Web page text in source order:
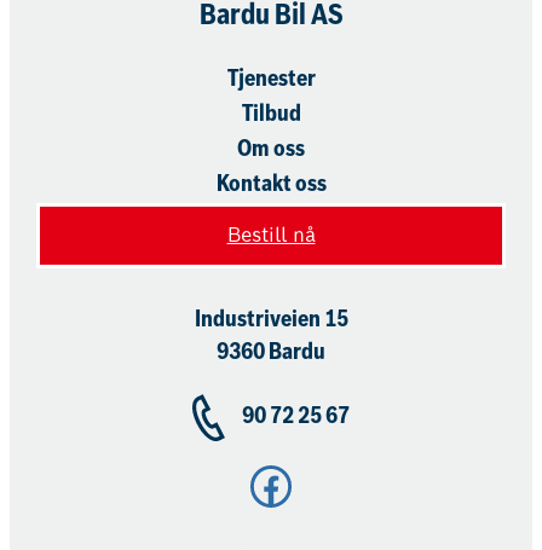
Bardu Bil AS
Tjenester
Tilbud
Om oss
Kontakt oss
Bestill nå
Industriveien 15
9360 Bardu
90 72 25 67
Facebook